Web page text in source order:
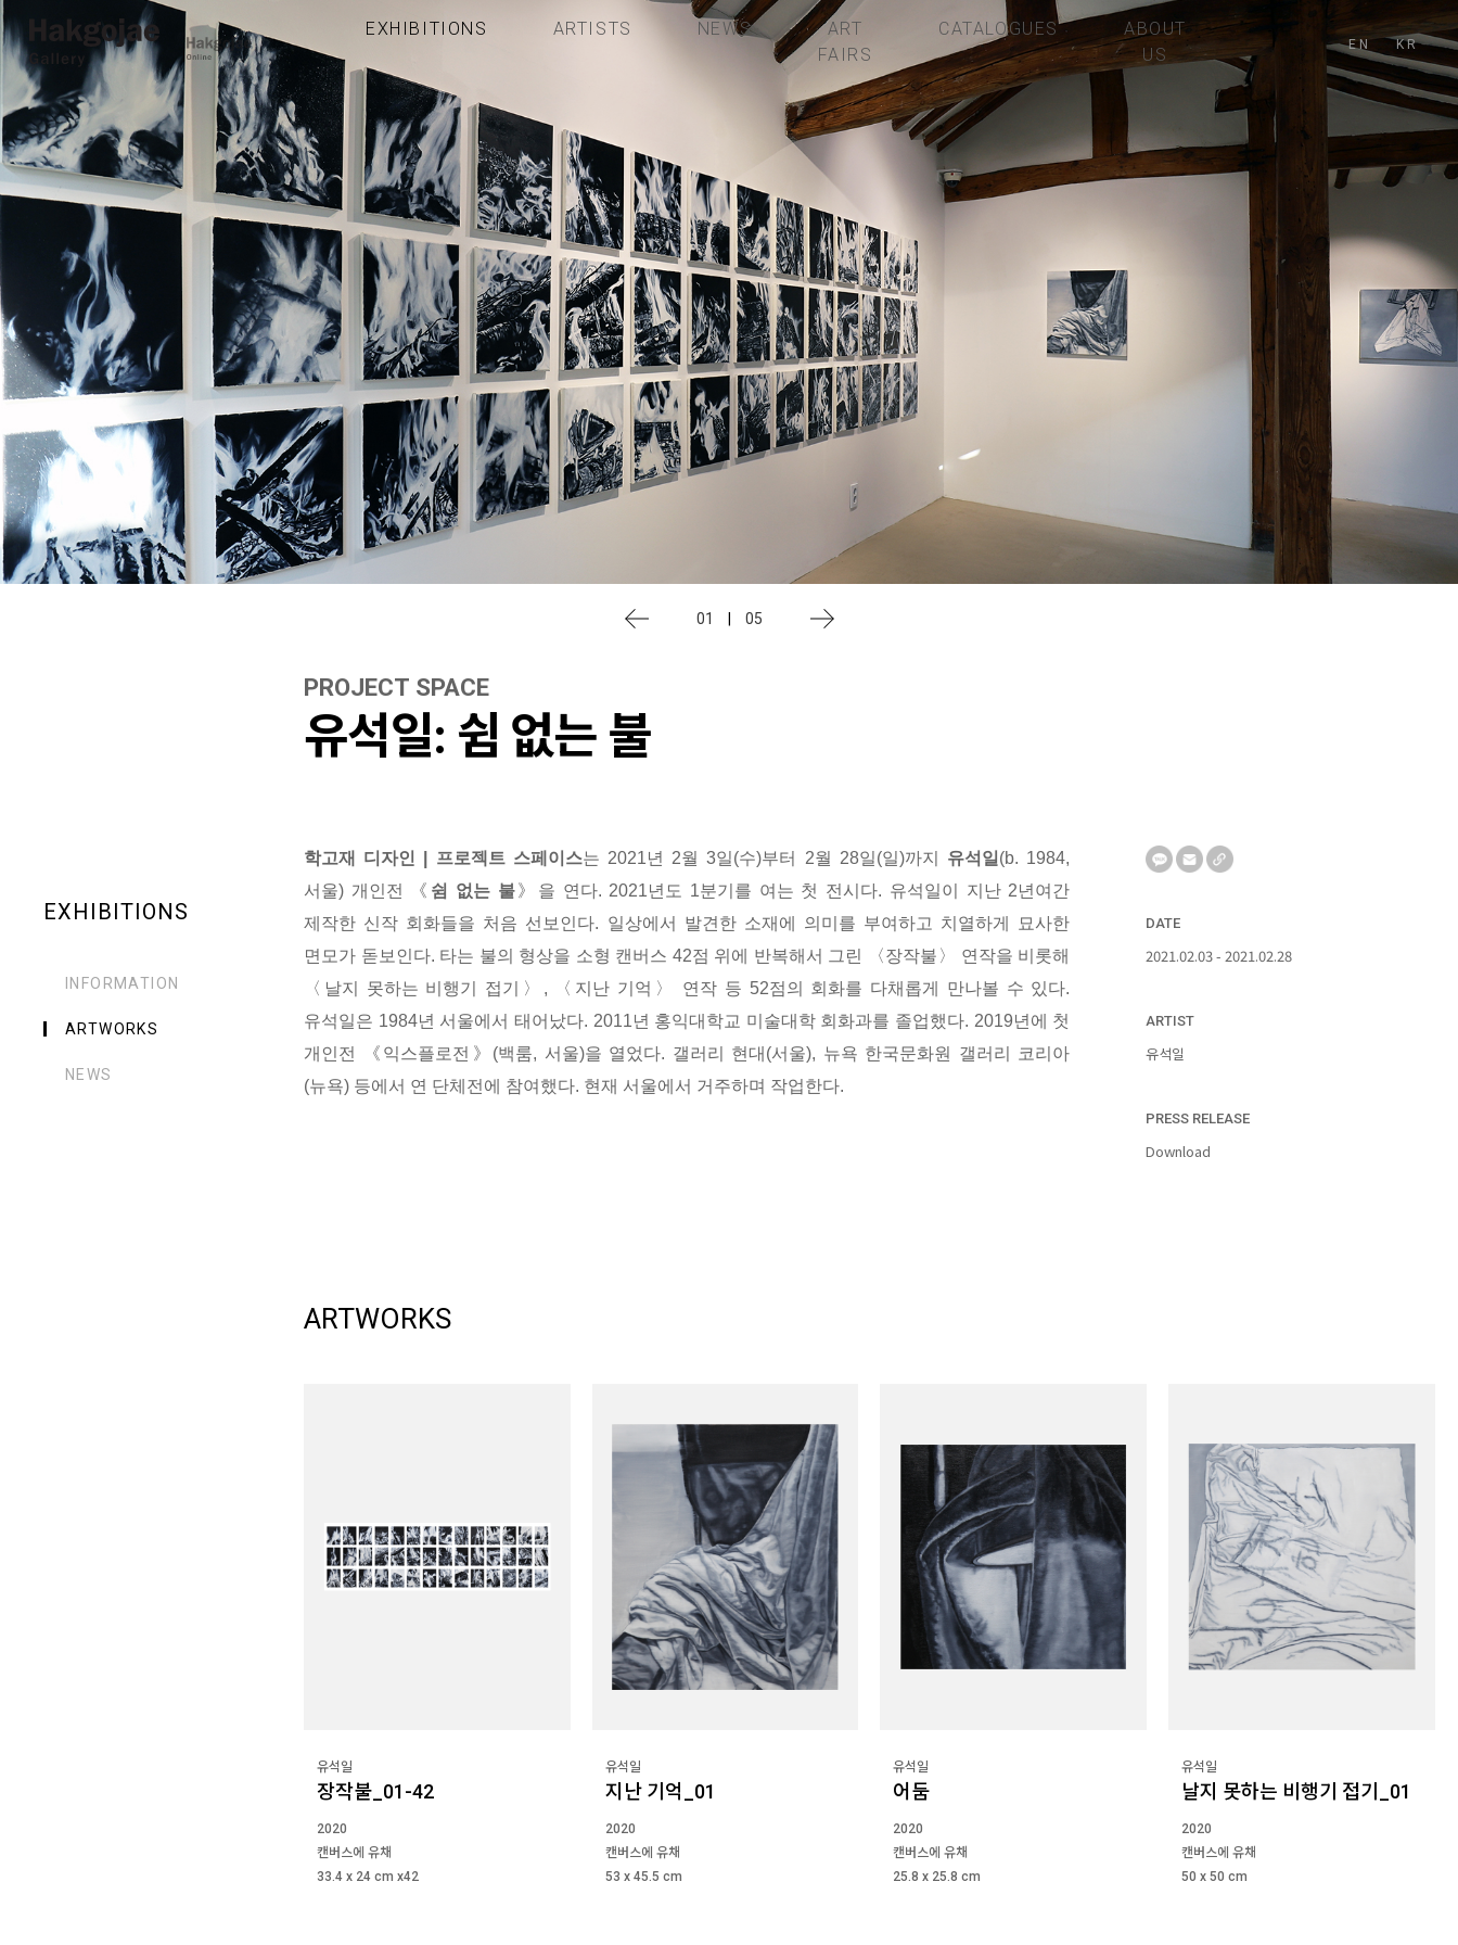
EXHIBITIONS ARTISTS NEWS
ART
FAIRS
CATALOGUES
ABOUT
US
EN KR
01 05
EXHIBITIONS
INFORMATION
ARTWORKS
NEWS
PROJECT SPACE
유석일: 쉼 없는 불
학고재 디자인 | 프로젝트 스페이스는 2021년 2월 3일(수)부터 2월 28일(일)까지 유석일 (b. 1984,
서울) 개인전 《 쉼 없는 불》을 연다. 2021년도 1분기를 여는 첫 전시다. 유석일이 지난 2년여간
제작한 신작 회화들을 처음 선보인다. 일상에서 발견한 소재에 의미를 부여하고 치열하게 묘사한
면모가 돋보인다. 타는 불의 형상을 소형 캔버스 42점 위에 반복해서 그린
〈장작불〉 연작을 비롯해
〈날지 못하는 비행기 접기〉, 〈지난 기억〉 연작 등 52점의 회화를 다채롭게 만나볼 수 있다.
유석일은 1984년 서울에서 태어났다. 2011년 홍익대학교 미술대학 회화과를 졸업했다. 2019년에 첫
개인전 《익스플로전》(백룸, 서울)을 열었다. 갤러리 현대(서울), 뉴욕 한국문화원 갤러리 코리아
(뉴욕) 등에서 연 단체전에 참여했다. 현재 서울에서 거주하며 작업한다.
DATE
2021.02.03 - 2021.02.28
ARTIST
유석일
PRESS RELEASE
Download
ARTWORKS
유석일
장작불_01-42
2020
캔버스에 유채
33.4 x 24 cm x42
유석일
지난 기억_01
2020
캔버스에 유채
53 x 45.5 cm
유석일
어둠
2020
캔버스에 유채
25.8 x 25.8 cm
유석일
날지 못하는 비행기 접기_01
2020
캔버스에 유채
50 x 50 cm